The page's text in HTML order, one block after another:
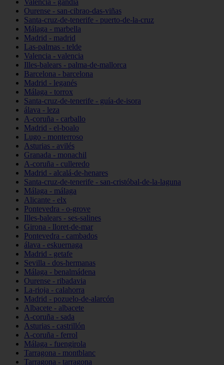
Valencia - gandia
Ourense - san-cibrao-das-viñas
Santa-cruz-de-tenerife - puerto-de-la-cruz
Málaga - marbella
Madrid - madrid
Las-palmas - telde
Valencia - valencia
Illes-balears - palma-de-mallorca
Barcelona - barcelona
Madrid - leganés
Málaga - torrox
Santa-cruz-de-tenerife - guía-de-isora
álava - leza
A-coruña - carballo
Madrid - el-boalo
Lugo - monterroso
Asturias - avilés
Granada - monachil
A-coruña - culleredo
Madrid - alcalá-de-henares
Santa-cruz-de-tenerife - san-cristóbal-de-la-laguna
Málaga - málaga
Alicante - elx
Pontevedra - o-grove
Illes-balears - ses-salines
Girona - lloret-de-mar
Pontevedra - cambados
álava - eskuernaga
Madrid - getafe
Sevilla - dos-hermanas
Málaga - benalmádena
Ourense - ribadavia
La-rioja - calahorra
Madrid - pozuelo-de-alarcón
Albacete - albacete
A-coruña - sada
Asturias - castrillón
A-coruña - ferrol
Málaga - fuengirola
Tarragona - montblanc
Tarragona - tarragona